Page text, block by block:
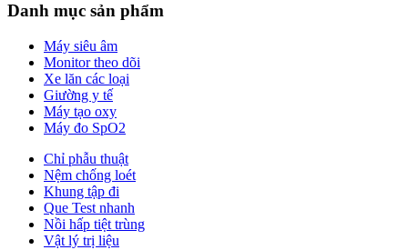
Danh mục sản phẩm
Máy siêu âm
Monitor theo dõi
Xe lăn các loại
Giường y tế
Máy tạo oxy
Máy đo SpO2
Chỉ phẫu thuật
Nệm chống loét
Khung tập đi
Que Test nhanh
Nồi hấp tiệt trùng
Vật lý trị liệu